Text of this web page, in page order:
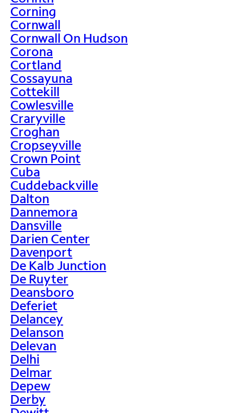
Corning
Cornwall
Cornwall On Hudson
Corona
Cortland
Cossayuna
Cottekill
Cowlesville
Craryville
Croghan
Cropseyville
Crown Point
Cuba
Cuddebackville
Dalton
Dannemora
Dansville
Darien Center
Davenport
De Kalb Junction
De Ruyter
Deansboro
Deferiet
Delancey
Delanson
Delevan
Delhi
Delmar
Depew
Derby